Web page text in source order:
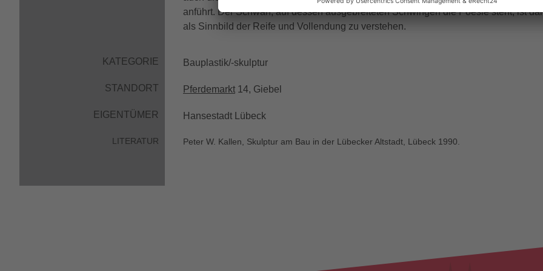
anführt. Der Schwan, auf dessen ausgebreiteten Schwingen die Poesie steht, ist
als Sinnbild der Reife und Vollendung zu verstehen.
KATEGORIE Bauplastik/-skulptur
STANDORT Pferdemarkt 14, Giebel
EIGENTÜMER Hansestadt Lübeck
LITERATUR Peter W. Kallen, Skulptur am Bau in der Lübecker Altstadt, Lübeck 1990.